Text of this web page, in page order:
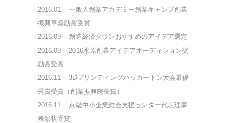
2016.01
一般人創業アカデミー創業キャンプ創業
振興章奨励賞受賞
2016.09
創造経済タウンおすすめのアイデア選定
2016.09
2016水原創業アイデアオーディション奨
励賞受賞
2016.11
3Dプリンティングハッカートン大会最優
秀賞受賞（創業振興院長賞）
2016.11
京畿中小企業総合支援センター代表理事
表彰状受賞